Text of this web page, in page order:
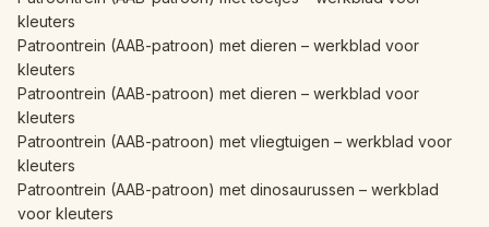
kleuters
Patroontrein (AAB-patroon) met dieren – werkblad voor
kleuters
Patroontrein (AAB-patroon) met dieren – werkblad voor
kleuters
Patroontrein (AAB-patroon) met vliegtuigen – werkblad voor
kleuters
Patroontrein (AAB-patroon) met dinosaurussen – werkblad
voor kleuters